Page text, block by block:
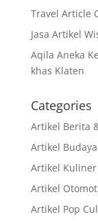
Travel Article
Jasa Artikel
Aqila Aneka
khas Klaten
Categories
Artikel Berita
Artikel Budaya
Artikel Kuliner
Artikel
Artikel Pop